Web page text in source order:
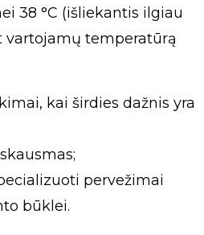
38 °C (išliekantis ilgiau
vartojamų temperatūrą
kai širdies dažnis yra
pervežimai
būklei.